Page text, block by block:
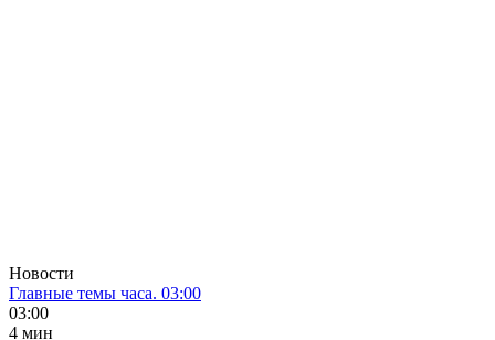
Новости
Главные темы часа. 03:00
03:00
4 мин